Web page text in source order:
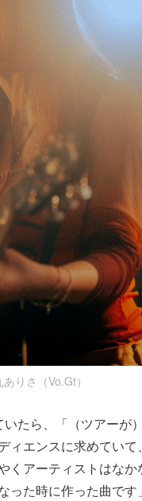
りさ（Vo.Gt）
いたら、「（ツアー
エンスに求めていて
くアーティストはな
った時に作った曲で